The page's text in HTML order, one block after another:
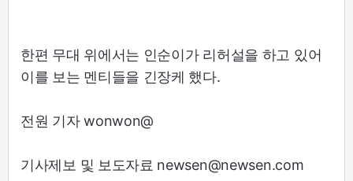
한편 무대 위에서는 인순이가 리허설을 하고 있어
이를 보는 멘티들을 긴장케 했다.
전원 기자 wonwon@
기사제보 및 보도자료 newsen@newsen.com